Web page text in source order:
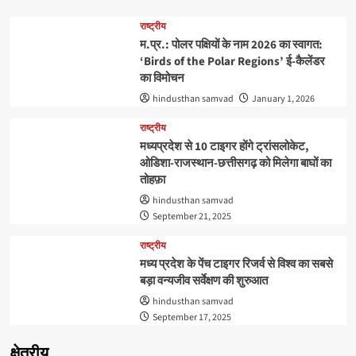
राष्ट्रीय
म.प्र.: पोलर पक्षियों के नाम 2026 का स्वागत:
‘Birds of the Polar Regions’ ई-कैलेंडर
का विमोचन
hindusthan samvad January 1, 2026
राष्ट्रीय
मध्यप्रदेश से 10 टाइगर होंगे ट्रांसलोकेट,
ओडिशा-राजस्थान-छत्तीसगढ़ को मिलेगा बाघों का
तोहफ़ा
hindusthan samvad
September 21, 2025
राष्ट्रीय
मध्य प्रदेश के पेंच टाइगर रिजर्व से विश्व का सबसे
बड़ा वन्यजीव सर्वेक्षण की शुरुआत
hindusthan samvad
September 17, 2025